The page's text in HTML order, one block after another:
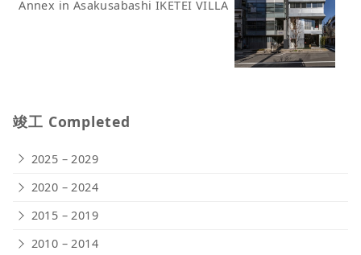
Annex in Asakusabashi IKETEI VILLA
竣工 Completed
2025 – 2029
2020 – 2024
2015 – 2019
2010 – 2014